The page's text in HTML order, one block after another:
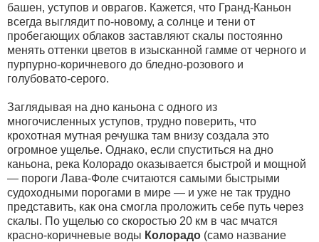
башен, уступов и оврагов. Кажется, что Гранд-Каньон
всегда выглядит по-новому, а солнце и тени от
пробегающих облаков заставляют скалы постоянно
менять оттенки цветов в изысканной гамме от черного и
пурпурно-коричневого до бледно-розового и
голубовато-серого.
Заглядывая на дно каньона с одного из
многочисленных уступов, трудно поверить, что
крохотная мутная речушка там внизу создала это
огромное ущелье. Однако, если спуститься на дно
каньона, река Колорадо оказывается быстрой и мощной
— пороги Лава-Фоле считаются самыми быстрыми
судоходными порогами в мире — и уже не так трудно
представить, как она смогла проложить себе путь через
скалы. По ущелью со скоростью 20 км в час мчатся
красно-коричневые воды Колорадо (само название